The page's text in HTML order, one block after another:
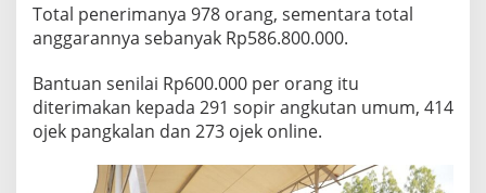
Total penerimanya 978 orang, sementara total
anggarannya sebanyak Rp586.800.000.
Bantuan senilai Rp600.000 per orang itu
diterimakan kepada 291 sopir angkutan umum, 414
ojek pangkalan dan 273 ojek online.